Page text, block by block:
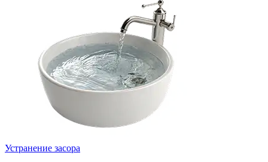
Устранение засора